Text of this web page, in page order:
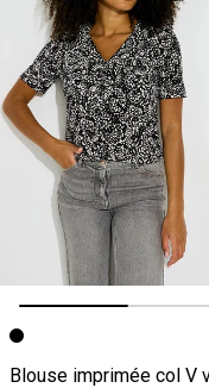
Image précédente
Image suivante